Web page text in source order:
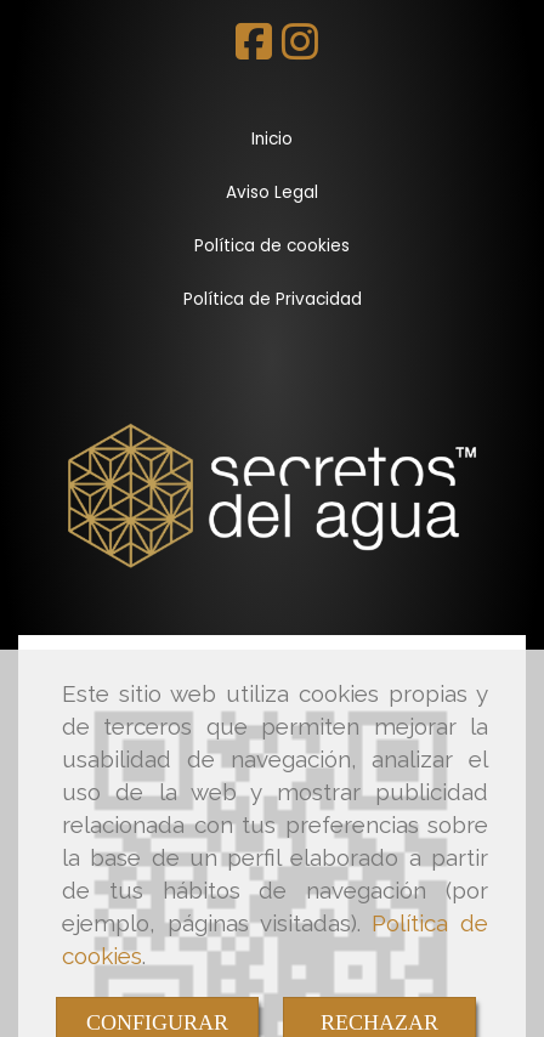
Este sitio web utiliza cookies propias y
de terceros que permiten mejorar la
usabilidad de navegación, analizar el
uso de la web y mostrar publicidad
relacionada con tus preferencias sobre
la base de un perfil elaborado a partir
de tus hábitos de navegación (por
ejemplo, páginas visitadas). Política de
cookies.
CONFIGURAR RECHAZAR
Inicio
Aviso Legal
Política de cookies
Política de Privacidad